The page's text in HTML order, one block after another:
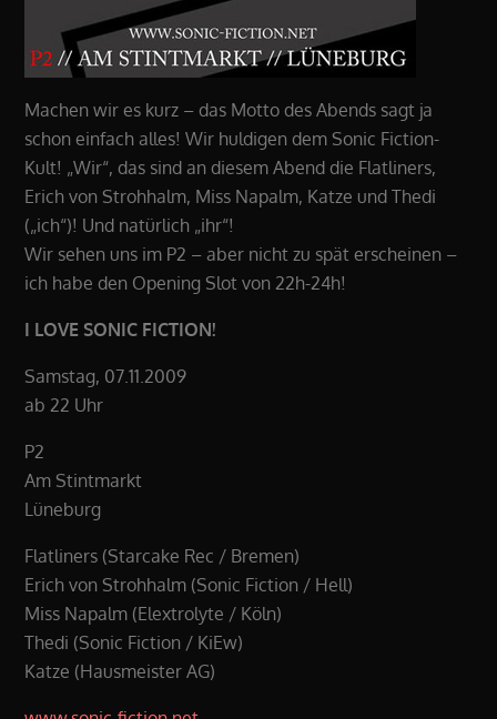
Machen wir es kurz – das Motto des Abends sagt ja
schon einfach alles! Wir huldigen dem Sonic Fiction-
Kult! „Wir“, das sind an diesem Abend die Flatliners,
Erich von Strohhalm, Miss Napalm, Katze und Thedi
(„ich“)! Und natürlich „ihr“!
Wir sehen uns im P2 – aber nicht zu spät erscheinen –
ich habe den Opening Slot von 22h-24h!
I LOVE SONIC FICTION!
Samstag, 07.11.2009
ab 22 Uhr
P2
Am Stintmarkt
Lüneburg
Flatliners (Starcake Rec / Bremen)
Erich von Strohhalm (Sonic Fiction / Hell)
Miss Napalm (Elextrolyte / Köln)
Thedi (Sonic Fiction / KiEw)
Katze (Hausmeister AG)